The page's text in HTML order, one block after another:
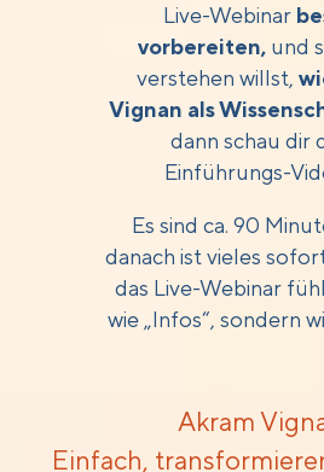
Live-Webinar
vorbereiten, und
verstehen willst,
Vignan als
dann schau dir
Einführungs-
Es sind ca. 90
danach ist vieles
das Live-Webinar
wie „Infos“, sondern
Akram
Einfach,